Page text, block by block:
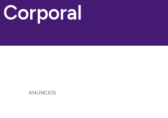
Corporal
ANÚNCIOS